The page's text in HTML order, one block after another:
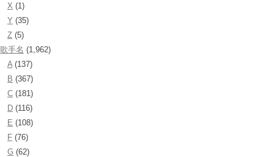
X (1)
Y (35)
Z (5)
歌手名 (1,962)
A (137)
B (367)
C (181)
D (116)
E (108)
F (76)
G (62)